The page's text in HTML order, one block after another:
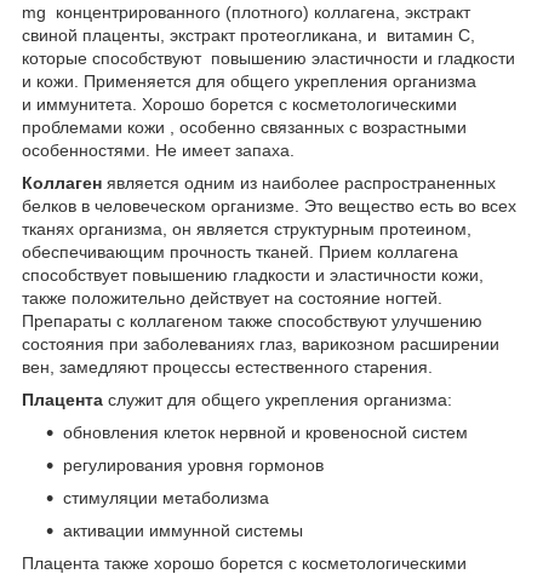
mg концентрированного (плотного) коллагена, экстракт
свиной плаценты, экстракт протеогликана, и витамин С,
которые способствуют повышению эластичности и гладкости
и кожи. Применяется для общего укрепления организма
и иммунитета. Хорошо борется с косметологическими
проблемами кожи , особенно связанных с возрастными
особенностями. Не имеет запаха.
Коллаген является одним из наиболее распространенных
белков в человеческом организме. Это вещество есть во всех
тканях организма, он является структурным протеином,
обеспечивающим прочность тканей. Прием коллагена
способствует повышению гладкости и эластичности кожи,
также положительно действует на состояние ногтей.
Препараты с коллагеном также способствуют улучшению
состояния при заболеваниях глаз, варикозном расширении
вен, замедляют процессы естественного старения.
Плацента служит для общего укрепления организма:
обновления клеток нервной и кровеносной систем
регулирования уровня гормонов
стимуляции метаболизма
активации иммунной системы
Плацента также хорошо борется с косметологическими